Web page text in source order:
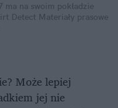
ma na swoim pokładzie
Detect Materiały prasowe
Może lepiej
jej nie